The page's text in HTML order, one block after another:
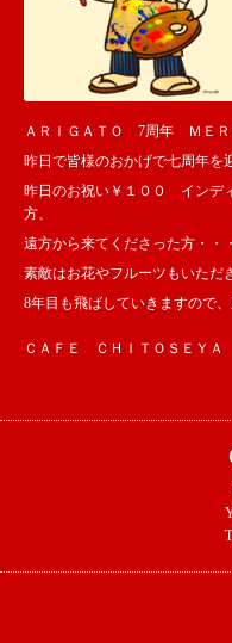
ＡＲＩＧＡＴＯ 7周年 ＭＥＲ
昨日で皆様のおかげで七周年を
昨日のお祝い￥１００ インデ
方、
遠方から来てくださった方・・
素敵はお花やフルーツもいた
8年目も飛ばしていきますので
ＣＡＦＥ ＣＨＩＴＯＳＥＹ